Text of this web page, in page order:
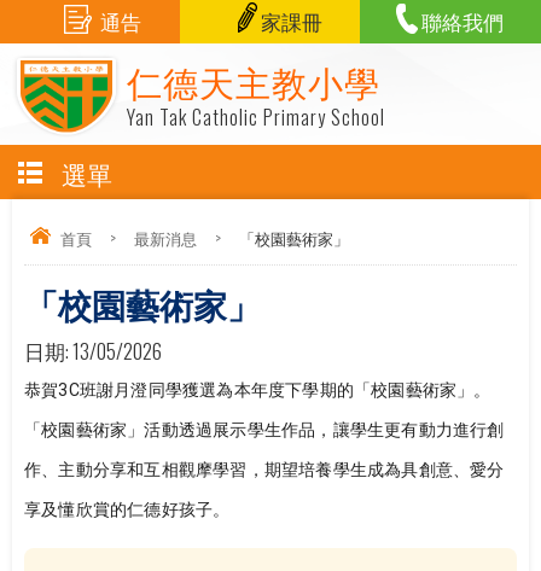
仁德天主教小學
Yan Tak Catholic Primary School
通告 家課冊 聯絡我們
選單
首頁 > 最新消息 > 「校園藝術家」
「校園藝術家」
日期:13/05/2026
恭賀3C班謝月澄同學獲選為本年度下學期的「校園藝術家」。
「校園藝術家」活動透過展示學生作品，讓學生更有動力進行創
作、主動分享和互相觀摩學習，期望培養學生成為具創意、愛分
享及懂欣賞的仁德好孩子。